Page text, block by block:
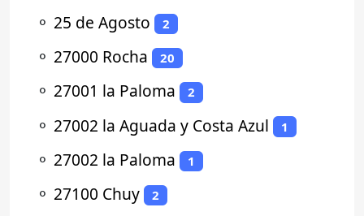
⚬ 25 de Agosto 2
⚬ 27000 Rocha 20
⚬ 27001 la Paloma 2
⚬ 27002 la Aguada y Costa Azul 1
⚬ 27002 la Paloma 1
⚬ 27100 Chuy 2